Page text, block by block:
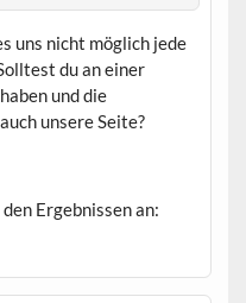
uns nicht möglich jede
du an einer
und die
unsere Seite?
Ergebnissen an: